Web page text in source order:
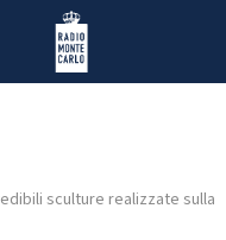
Radio Monte Carlo
sculture realizzate sulla